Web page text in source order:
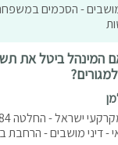
מושבים - הסכמים
1184 - האם המינהל ביטל
- דיני מושבים - הרחבת